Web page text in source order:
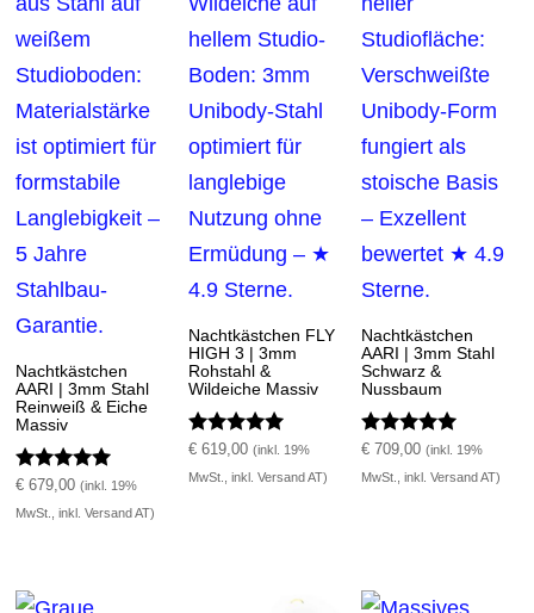
Nachtkästchen
AARI | 3mm Stahl
Reinweiß & Eiche
Massiv
Bewertet mit
von 5
€ 679,00 (inkl. 19%
MwSt., inkl. Versand AT)
Nachtkästchen FLY
HIGH 3 | 3mm
Rohstahl &
Wildeiche Massiv
Bewertet mit
von 5
€ 619,00 (inkl. 19%
MwSt., inkl. Versand AT)
Nachtkästchen
AARI | 3mm Stahl
Schwarz &
Nussbaum
Bewertet mit
von 5
€ 709,00 (inkl. 19%
MwSt., inkl. Versand AT)